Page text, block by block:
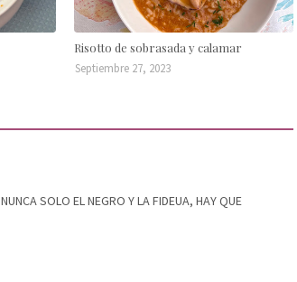
Risotto de sobrasada y calamar
Septiembre 27, 2023
SOLO EL NEGRO Y LA FIDEUA, HAY QUE